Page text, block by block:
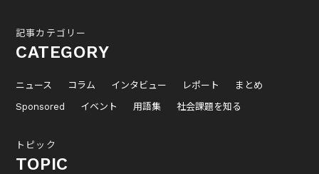
記事カテゴリー
CATEGORY
ニュース コラム インタビュー レポート
まとめ
Sponsored
イベント 用語集 社会課題を知る
トピック
TOPIC